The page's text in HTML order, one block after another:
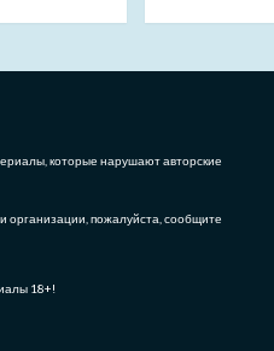
которые нарушают авторские
пожалуйста, сообщите
18+!